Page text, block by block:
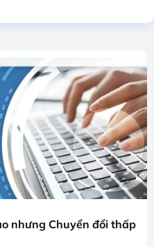
nhưng Chuyển đổi thấp